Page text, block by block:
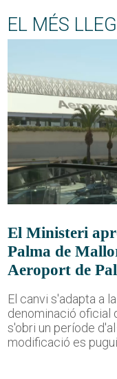
EL MÉS
El Ministeri
Palma de
Aeroport de
El canvi s'adapta a
denominació oficial
s'obri un període
modificació es